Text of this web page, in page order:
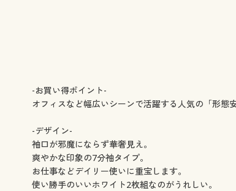
-お買い得ポイント-
オフィスなど幅広いシーンで活躍する人気の「形態
-デザイン-
袖口が邪魔にならず華奢見え。
爽やかな印象の7分袖タイプ。
お仕事などデイリー使いに重宝します。
使い勝手のいいホワイト2枚組なのがうれしい。